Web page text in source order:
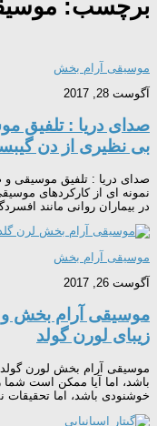
برچسب:
موسیقی آرام بخش
آگوست 28, 2017
صدای دریا : تلفیق
بی نظیری از دن
صدای دریا : تلفیق موسیقی
نمونه ای از کارکردهای
در بیماران روانی مانند
موسیقی آرام بخش
آگوست 26, 2017
موسیقی آرام بخش و
زیبای لورن گولد
موسیقی آرام بخش لورن
باشد، اما آیا ممکن است شما
خوشنودی باشد، اما تحقیقات